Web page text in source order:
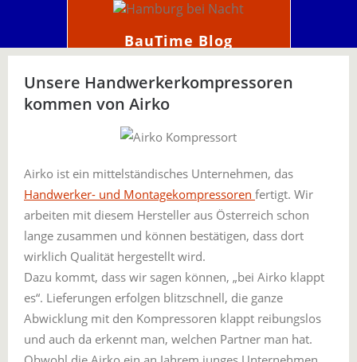
BauTime Blog
Unsere Handwerkerkompressoren
kommen von Airko
Airko ist ein mittelständisches Unternehmen, das
Handwerker- und Montagekompressoren fertigt. Wir
arbeiten mit diesem Hersteller aus Österreich schon
lange zusammen und können bestätigen, dass dort
wirklich Qualität hergestellt wird.
Dazu kommt, dass wir sagen können, „bei Airko klappt
es“. Lieferungen erfolgen blitzschnell, die ganze
Abwicklung mit den Kompressoren klappt reibungslos
und auch da erkennt man, welchen Partner man hat.